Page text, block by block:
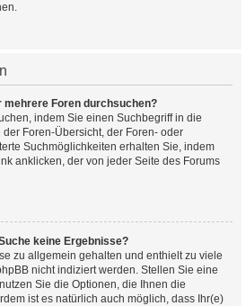
mehrere Foren durchsuchen?
indem Sie einen Suchbegriff in die
Foren-Übersicht, der Foren- oder
Suchmöglichkeiten erhalten Sie, indem
anklicken, der von jeder Seite des Forums
keine Ergebnisse?
zu allgemein gehalten und enthielt zu viele
nicht indiziert werden. Stellen Sie eine
Sie die Optionen, die Ihnen die
ist es natürlich auch möglich, dass Ihr(e)